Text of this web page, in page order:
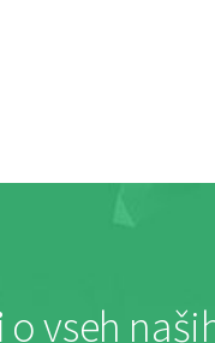
o vseh